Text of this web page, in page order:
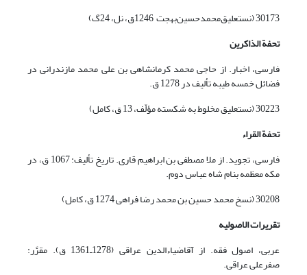
‌30173 (نستعلیق‌محمد‌حسین‌بهجت 1246ق،‌ ‌نل، 24گ)
تحفةالذاکرین
فارسی، اخبار. از حاجی محمد کرمانشاهی بن علی محمد مازندرانی در
فضائل خمسه طیبه تألیف در 1278 ق.
30223 (نستعلیق مخلوط به شکسته مؤلّف، 13 ق، کامل)
تحفةالقراء
فارسی، تجوید. از ملا مصطفی بن ابراهیم قاری. تاریخ تألیف: 1067 ق، در
مکه معظمه بنام شاه عباس دوم.
30208 (نسخ محمد حسین بن محمد رضا فراهی 1274 ق، کامل)
تقریرات الاصولیه
عربی، اصول فقه. از آقاضیاءالدین عراقی (1278ـ1361 ق). مقرَّر:
صفرعلی عراقی.